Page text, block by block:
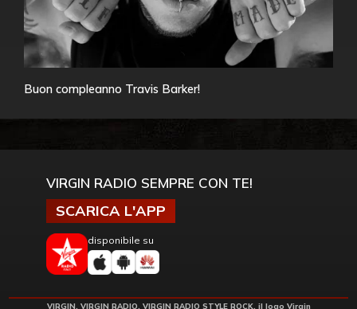
Buon compleanno Travis Barker!
VIRGIN RADIO SEMPRE CON TE!
SCARICA L'APP
disponibile su
VIRGIN, VIRGIN RADIO, VIRGIN RADIO STYLE ROCK, il logo Virgin